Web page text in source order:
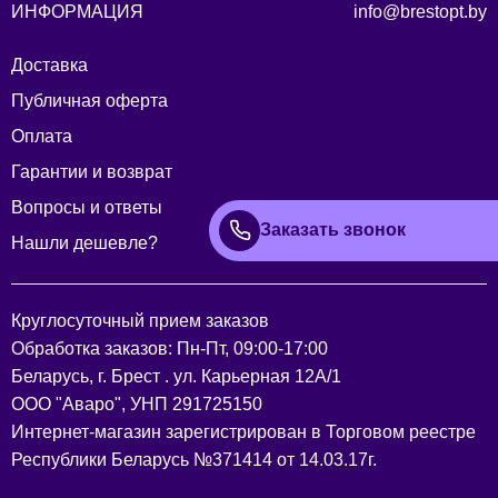
ИНФОРМАЦИЯ
Доставка
Публичная оферта
Оплата
Гарантии и возврат
Вопросы и ответы
Нашли дешевле?
info@brestopt.by
Заказать звонок
Круглосуточный прием заказов
Обработка заказов: Пн-Пт, 09:00-17:00
Беларусь, г. Брест . ул. Карьерная 12А/1
ООО "Аваро", УНП 291725150
Интернет-магазин зарегистрирован в Торговом реестре
Республики Беларусь №371414 от 14.03.17г.